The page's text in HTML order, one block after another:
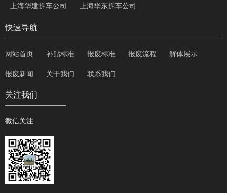
上海华建拆车公司 上海华东拆车公司
快速导航
网站首页 补贴标准 报废标准 报废流程 解体展示
报废新闻 关于我们 联系我们
关注我们
微信关注